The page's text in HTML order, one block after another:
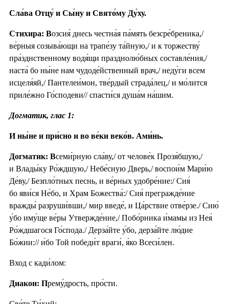
Сла́ва Отцу́ и Сы́ну и Свято́му Ду́ху.
Стихира: Возсия́ днесь честна́я па́мять безсре́бреника,/
ве́рныя созыва́ющи на трапе́зу та́йную,/ и к торжеству́
пра́зднственному водя́щи празднолю́бных составле́ния,/
наста́ бо ны́не нам чудоде́йственный врач,/ неду́ги всем
исцеля́яй,/ Пантелеи́мон, тве́рдый страда́лец,/ и мо́лится
приле́жно Го́сподеви// спасти́ся душа́м на́шим.
Догматик, глас 1:
И ны́не и при́сно и во ве́ки веко́в. Ами́нь.
Догматик: Всеми́рную сла́ву,/ от челове́к Прозя́бшую,/
и Влады́ку Ро́ждшую,/ Небе́сную Дверь,/ воспои́м Мари́ю
Де́ву,/ Безпло́тных песнь, и ве́рных удобре́ние:/ Сия́
бо яви́ся Не́бо, и Храм Божества́:/ Сия́ прегражде́ние
вражды́ разруши́вши,/ мир введе́, и Ца́рствие отве́рзе./ Сию́
у́бо иму́ще ве́ры Утвержде́ние,/ Побо́рника и́мамы из Нея́
Ро́ждшагося Го́спода./ Дерза́йте у́бо, дерза́йте лю́дие
Бо́жии:// и́бо Той победи́т враги́, я́ко Всеси́лен.
Вход с кади́лом:
Диакон: Прему́дрость, про́сти.